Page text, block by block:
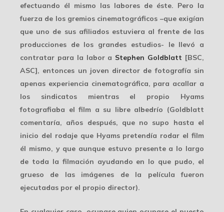
efectuando él mismo las labores de éste. Pero la
fuerza de los gremios cinematográficos –que exigían
que uno de sus afiliados estuviera al frente de las
producciones de los grandes estudios- le llevó a
contratar para la labor a Stephen Goldblatt [BSC,
ASC], entonces un joven director de fotografía sin
apenas experiencia cinematográfica, para acallar a
los sindicatos mientras el propio Hyams
fotografiaba el film a su libre albedrío (Goldblatt
comentaría, años después, que no supo hasta el
inicio del rodaje que Hyams pretendía rodar el film
él mismo, y que aunque estuvo presente a lo largo
de toda la filmación ayudando en lo que pudo, el
grueso de las imágenes de la película fueron
ejecutadas por el propio director).